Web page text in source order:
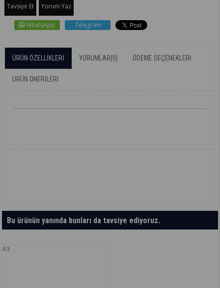
Tavsiye Et Yorum Yaz
WhatsApp Telegram
ÜRÜN ÖZELLIKLERI YORUMLAR(0) ÖDEME SEÇENEKLERI
ÜRÜN ÖNERILERI
Bu ürünün yanında bunları da tavsiye ediyoruz.
A3